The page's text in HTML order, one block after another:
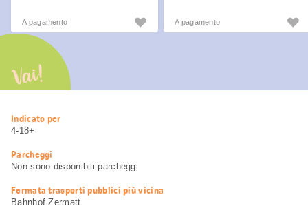
A pagamento A pagamento
Vai!
Informazioni
utili
Indicato per
4-18+
Parcheggi
Non sono disponibili parcheggi
Fermata trasporti pubblici più vicina
Bahnhof Zermatt